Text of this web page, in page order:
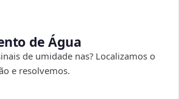
de Água
de umidade nas? Localizamos o
e resolvemos.